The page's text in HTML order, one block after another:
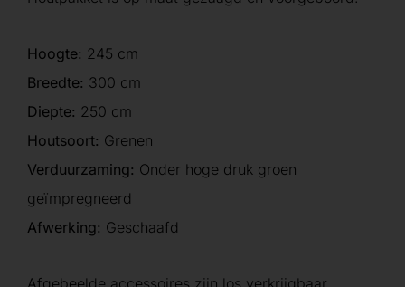
Hoogte: 245 cm
Breedte: 300 cm
Diepte: 250 cm
Houtsoort: Grenen
Verduurzaming: Onder hoge druk groen
geïmpregneerd
Afwerking: Geschaafd
Afgebeelde accessoires zijn los verkrijgbaar.